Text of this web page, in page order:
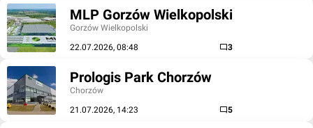
MLP Gorzów Wielkopolski
Gorzów Wielkopolski
22.07.2026, 08:48
3
Prologis Park Chorzów
Chorzów
21.07.2026, 14:23
5